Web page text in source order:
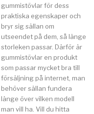
gummistövlar för dess
praktiska egenskaper och
bryr sig sällan om
utseendet på dem, så länge
storleken passar. Därför är
gummistövlar en produkt
som passar mycket bra till
försäljning på internet, man
behöver sällan fundera
länge över vilken modell
man vill ha. Vill du hitta